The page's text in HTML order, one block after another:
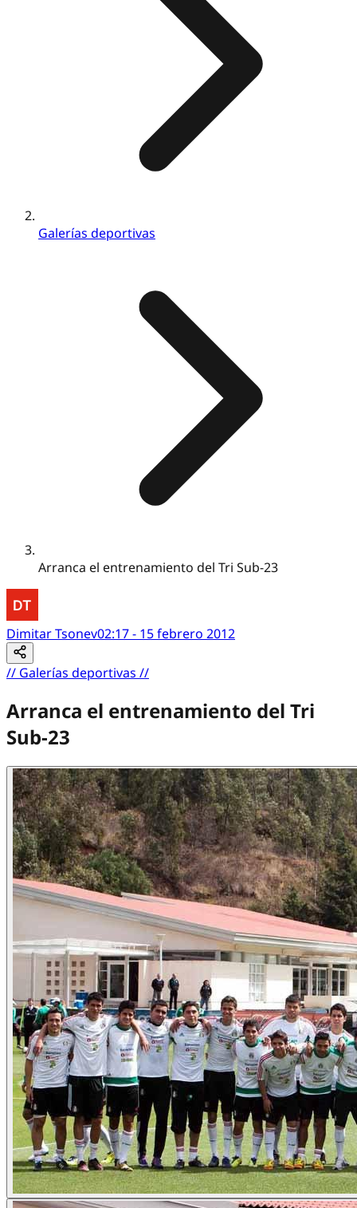
Galerías deportivas
Arranca el entrenamiento del Tri Sub-23
Dimitar Tsonev02:17 - 15 febrero 2012
// Galerías deportivas //
Arranca el entrenamiento del Tri
Sub-23